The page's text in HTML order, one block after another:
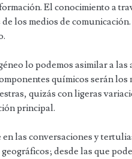
El conocimiento a
los medios de
lo podemos asimilar a las
químicos serán
quizás con ligeras
principal.
en las conversaciones y
desde las que